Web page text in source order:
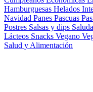
Hamburguesas Helados
Navidad Panes Pascuas
Postres Salsas y dips
Lácteos Snacks Vegano
Salud y Alimentación